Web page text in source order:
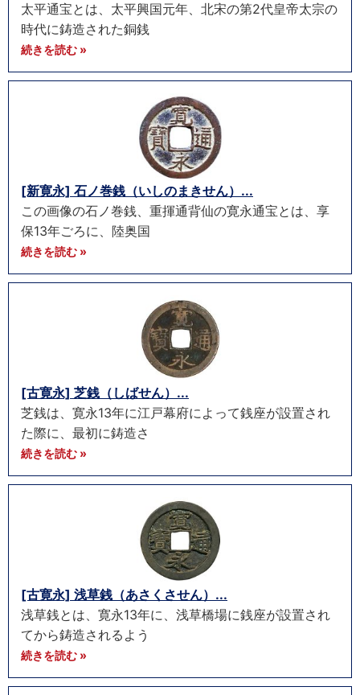
太平通宝とは、太平興国元年、北宋の第2代皇帝太宗の
時代に鋳造された銅銭
続きを読む »
[新寛永] 石ノ巻銭（いしのまきせん）...
この画像の石ノ巻銭、重揮通背仙の寛永通宝とは、享
保13年ごろに、陸奥国
続きを読む »
[古寛永] 芝銭（しばせん）...
芝銭は、寛永13年に江戸幕府によって銭座が設置され
た際に、最初に鋳造さ
続きを読む »
[古寛永] 浅草銭（あさくさせん）...
浅草銭とは、寛永13年に、浅草橋場に銭座が設置され
てから鋳造されるよう
続きを読む »